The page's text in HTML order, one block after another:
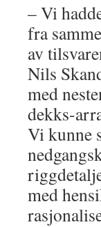
– Vi
fra
av
Nils
med
dekks-
Vi kunne
med